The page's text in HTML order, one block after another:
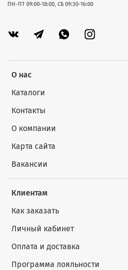
О нас
Каталоги
Контакты
О компании
Карта сайта
Вакансии
Клиентам
Как заказать
Личный кабинет
Оплата и доставка
Программа лояльности
ПН-ПТ 09:00-18:00, СБ 09:30-16:00